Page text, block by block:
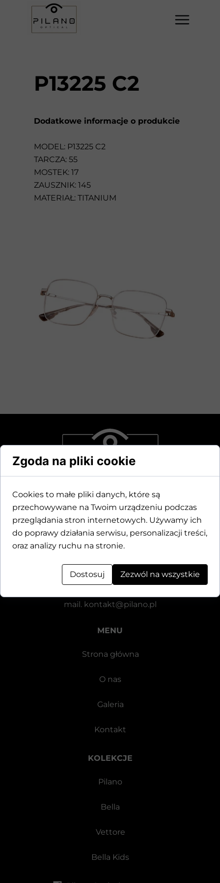
Dodatkowe informacje o produkcie
MODEL: P13225 C2
TARCZA: 55
MOSTEK: 17
ZAUSZNIK: 145
MATERIAŁ: TITANIUM
P13225 C2
KOLEKCJE
Pilano
Bella
Vettore
Bella Kids
MENU
Strona główna
O nas
Galeria
Kontakt
Dane kontaktowe
Motylewska 24
tel.+48 571 521 126
mail. kontakt@pilano.pl
Zgoda na pliki cookie
Cookies to małe pliki danych, które są
przechowywane na Twoim urządzeniu podczas
przeglądania stron internetowych. Używamy ich
do poprawy działania serwisu, personalizacji treści,
oraz analizy ruchu na stronie.
Dostosuj Zezwól na wszystkie